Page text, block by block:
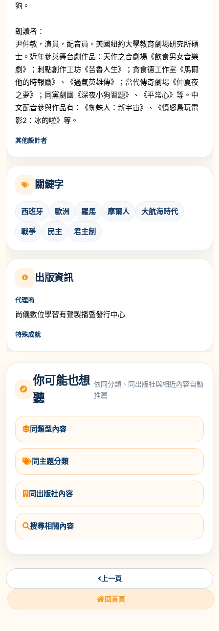
狗。
朗讀者：
尹仲敏，演員，配音員。美國紐約大學教育劇場研究所碩
士。近年參與舞台劇作品：天作之合劇場《飲食男女音樂
劇》；刺點創作工坊《苦魯人生》；貪食德工作室《馬爾
他的時報鷹》、《過氣英雄傳》；當代傳奇劇場《仲夏夜
之夢》；同黨劇團《深夜小狗習題》、《平常心》等。中
文配音參與作品有：《蜘蛛人：新宇宙》、《憤怒鳥玩電
影2：冰的啦》等。
其他設計者
關鍵字
西班牙 歐洲 羅馬 摩爾人 大航海時代
戰爭 民主 君主制
出版資訊
代理商
尚儀數位學習有聲製播暨發行中心
特殊成就
你可能也想
聽
依同分類、同出版社與相近內容自動
推薦
同類型內容
同主題分類
同出版社內容
搜尋相關內容
上一頁
回首頁